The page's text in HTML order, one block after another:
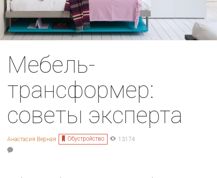
Мебель-
трансформер:
советы эксперта
Анастасия Верная Обустройство 13174